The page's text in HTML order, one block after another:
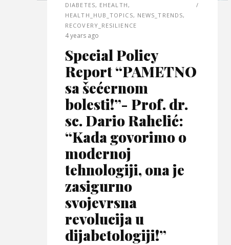
DIABETES, EHEALTH ,
HEALTH_HUB_TOPICS, NEWS_TRENDS,
RECOVERY_RESILIENCE
4 years ago
Special Policy
Report “PAMETNO
sa šećernom
bolesti!”- Prof. dr.
sc. Dario Rahelić:
“Kada govorimo o
modernoj
tehnologiji, ona je
zasigurno
svojevrsna
revolucija u
dijabetologiji!”